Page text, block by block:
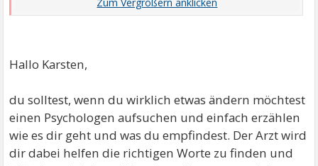
aber nicht recht wie ich das anfangen soll.
dem sagen soll, ich habe eh Probleme mit menschen
Auge in Auge zu kommunizieren .
Dabei fühle ich mich noch schlechter habe angst was
falsches zu sagen oder noch schwächer zu wirken als
Hallo Karsten,
du solltest, wenn du wirklich etwas ändern möchtest
einen Psychologen aufsuchen und einfach erzählen
wie es dir geht und was du empfindest. Der Arzt wird
dir dabei helfen die richtigen Worte zu finden und